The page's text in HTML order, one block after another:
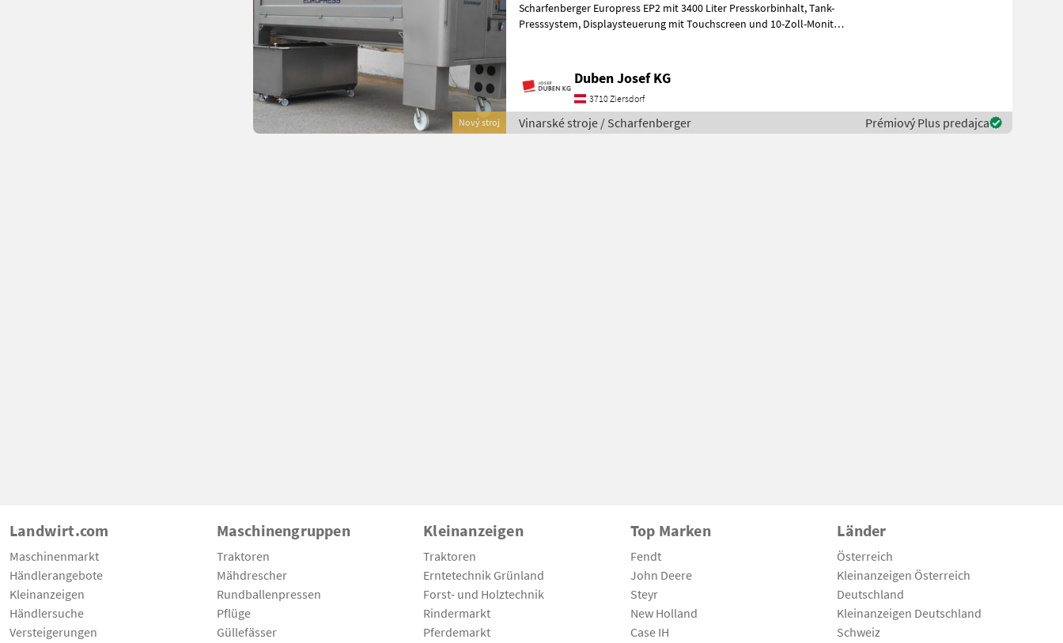
Nový stroj
Scharfenberger Europress EP2 mit 3400 Liter Presskorbinhalt, Tank-
Presssystem, Displaysteuerung mit Touchscreen und 10-Zoll-Monitor
Duben Josef KG
3710 Ziersdorf
Vinarské stroje / Scharfenberger Prémiový Plus predajca
Landwirt.com
Maschinenmarkt
Händlerangebote
Kleinanzeigen
Händlersuche
Versteigerungen
Maschinengruppen
Traktoren
Mähdrescher
Rundballenpressen
Pflüge
Güllefässer
Kleinanzeigen
Traktoren
Erntetechnik Grünland
Forst- und Holztechnik
Rindermarkt
Pferdemarkt
Top Marken
Fendt
John Deere
Steyr
New Holland
Case IH
Länder
Österreich
Kleinanzeigen Österreich
Deutschland
Kleinanzeigen Deutschland
Schweiz